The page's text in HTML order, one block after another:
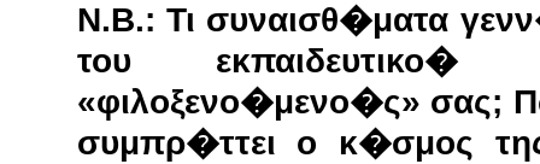
Ν.Β.: Τι συναισθ�ματα
του
«φιλοξενο�μενο�ς» σας;
συμπρ�ττει ο κ�σμος